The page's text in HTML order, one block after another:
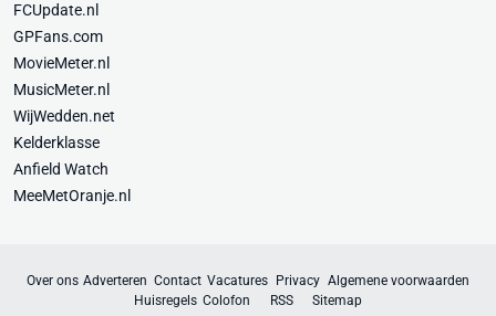
FCUpdate.nl
GPFans.com
MovieMeter.nl
MusicMeter.nl
WijWedden.net
Kelderklasse
Anfield Watch
MeeMetOranje.nl
Over ons Adverteren Contact Vacatures Privacy Algemene voorwaarden
Huisregels Colofon RSS Sitemap